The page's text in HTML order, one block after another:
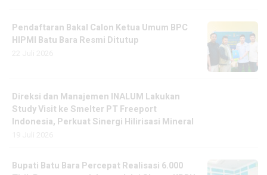
Pendaftaran Bakal Calon Ketua Umum BPC
HIPMI Batu Bara Resmi Ditutup
Direksi dan Manajemen INALUM Lakukan
Study Visit ke Smelter PT Freeport
Indonesia, Perkuat Sinergi Hilirisasi Mineral
Bupati Batu Bara Percepat Realisasi 6.000